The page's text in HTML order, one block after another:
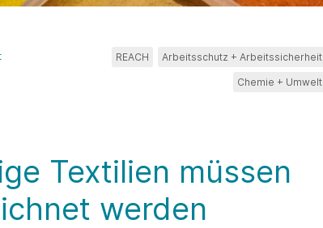
REACH Arbeitsschutz + Arbeitssicherheit
Chemie + Umwelt
Textilien müssen
werden